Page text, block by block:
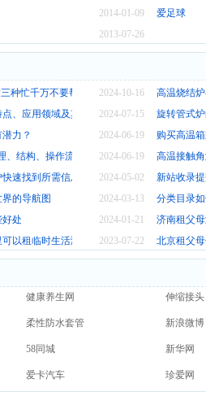
2014-01-09
爱足球
2013-07-26
2024-10-16
种忙千万不要帮，别等吃亏才后悔 高温烧结
2024-07-15
、应用领域及其价格
旋转管式
2024-06-19
力？
购买高温
2024-06-19
、结构、操作流程及应用
高温接触
2024-05-02
速找到所需信息？
新站收录
2024-03-13
的导航图
分类目录
2024-01-21
好处
济南租父
2023-07-22
以租临时生活演员？ 北京租父
健康养生网 伸缩接头
柔性防水套管 新浪微博
58同城 新华网
爱卡汽车 珍爱网